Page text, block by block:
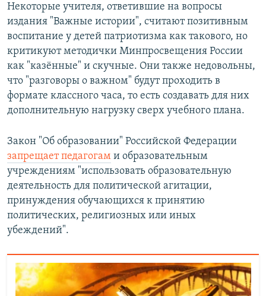
Некоторые учителя, ответившие на вопросы
издания "Важные истории", считают позитивным
воспитание у детей патриотизма как такового, но
критикуют методички Минпросвещения России
как "казённые" и скучные. Они также недовольны,
что "разговоры о важном" будут проходить в
формате классного часа, то есть создавать для них
дополнительную нагрузку сверх учебного плана.
Закон "Об образовании" Российской Федерации
запрещает педагогам и образовательным
учреждениям "использовать образовательную
деятельность для политической агитации,
принуждения обучающихся к принятию
политических, религиозных или иных
убеждений".